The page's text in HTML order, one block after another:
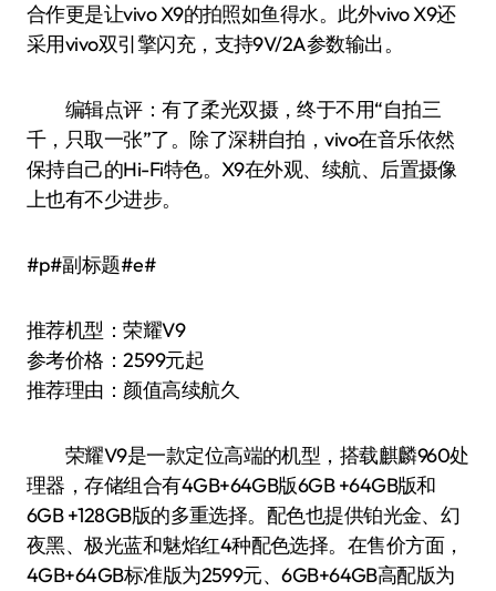
合作更是让vivo X9的拍照如鱼得水。此外vivo X9还
采用vivo双引擎闪充，支持9V/2A参数输出。
编辑点评：有了柔光双摄，终于不用“自拍三
千，只取一张”了。除了深耕自拍，vivo在音乐依然
保持自己的Hi-Fi特色。X9在外观、续航、后置摄像
上也有不少进步。
#p#副标题#e#
推荐机型：荣耀V9
参考价格：2599元起
推荐理由：颜值高续航久
荣耀V9是一款定位高端的机型，搭载麒麟960处
理器，存储组合有4GB+64GB版6GB +64GB版和
6GB +128GB版的多重选择。配色也提供铂光金、幻
夜黑、极光蓝和魅焰红4种配色选择。在售价方面，
4GB+64GB标准版为2599元、6GB+64GB高配版为